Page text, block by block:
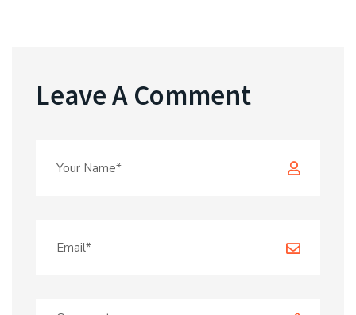
Leave A Comment